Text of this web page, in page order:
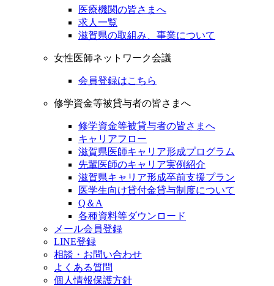
医療機関の皆さまへ
求人一覧
滋賀県の取組み、事業について
女性医師ネットワーク会議
会員登録はこちら
修学資金等被貸与者の皆さまへ
修学資金等被貸与者の皆さまへ
キャリアフロー
滋賀県医師キャリア形成プログラム
先輩医師のキャリア実例紹介
滋賀県キャリア形成卒前支援プラン
医学生向け貸付金貸与制度について
Q＆A
各種資料等ダウンロード
メール会員登録
LINE登録
相談・お問い合わせ
よくある質問
個人情報保護方針